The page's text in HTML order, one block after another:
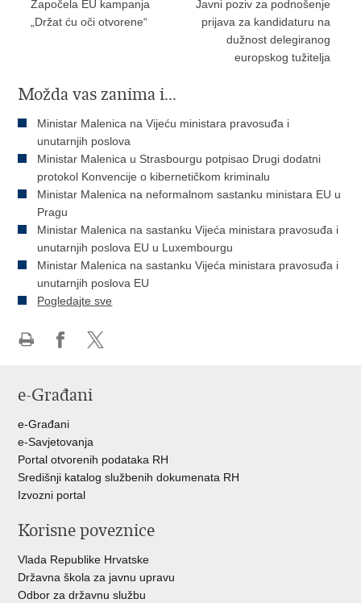
Započela EU kampanja
„Držat ću oči otvorene“
Javni poziv za podnošenje
prijava za kandidaturu na
dužnost delegiranog
europskog tužitelja
Možda vas zanima i...
Ministar Malenica na Vijeću ministara pravosuđa i
unutarnjih poslova
Ministar Malenica u Strasbourgu potpisao Drugi dodatni
protokol Konvencije o kibernetičkom kriminalu
Ministar Malenica na neformalnom sastanku ministara EU u
Pragu
Ministar Malenica na sastanku Vijeća ministara pravosuđa i
unutarnjih poslova EU u Luxembourgu
Ministar Malenica na sastanku Vijeća ministara pravosuđa i
unutarnjih poslova EU
Pogledajte sve
FacebookuTwitteru
e-Građani
e-Građani
e-Savjetovanja
Portal otvorenih podataka RH
Središnji katalog službenih dokumenata RH
Izvozni portal
Korisne poveznice
Vlada Republike Hrvatske
Državna škola za javnu upravu
Odbor za državnu službu